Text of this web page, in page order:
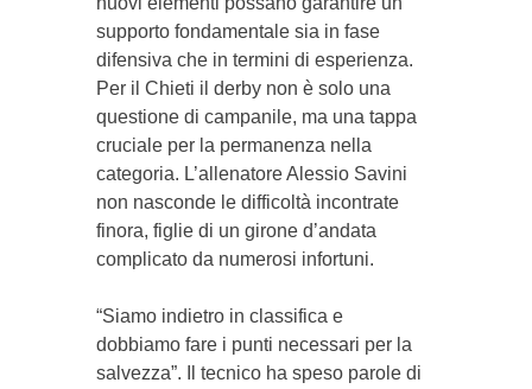
supporto fondamentale sia in fase
difensiva che in termini di esperienza.
Per il Chieti il derby non è solo una
questione di campanile, ma una tappa
cruciale per la permanenza nella
categoria. L’allenatore Alessio Savini
non nasconde le difficoltà incontrate
finora, figlie di un girone d’andata
complicato da numerosi infortuni.
“Siamo indietro in classifica e
dobbiamo fare i punti necessari per la
salvezza”. Il tecnico ha speso parole di